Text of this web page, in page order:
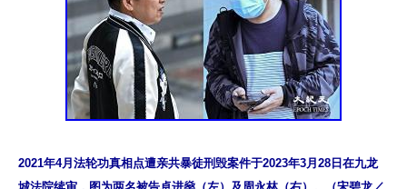
2021年4月法轮功真相点遭亲共暴徒刑毁案件于2023年3月28日在九龙